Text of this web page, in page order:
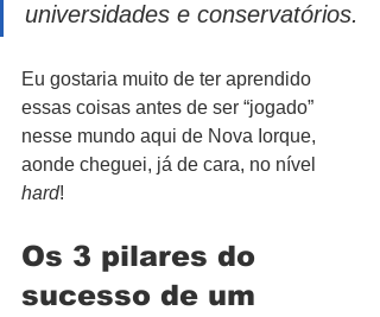
universidades e conservatórios.
Eu gostaria muito de ter aprendido
essas coisas antes de ser “jogado”
nesse mundo aqui de Nova Iorque,
aonde cheguei, já de cara, no nível
hard!
Os 3 pilares do
sucesso de um